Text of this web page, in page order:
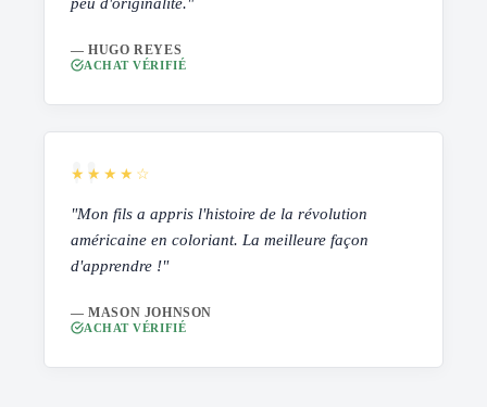
peu d'originalité."
— HUGO REYES
ACHAT VÉRIFIÉ
★★★★☆
"Mon fils a appris l'histoire de la révolution
américaine en coloriant. La meilleure façon
d'apprendre !"
— MASON JOHNSON
ACHAT VÉRIFIÉ